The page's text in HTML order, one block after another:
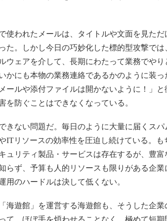
使われたメールは、タイトルや文面を見ただ
た。しかし今日の巧妙化した標的型攻撃では
ウェアを介して、長期にわたって業務でや
かにも本物の業務連絡であるかのように装
ールや添付ファイルは開かないように！」
を防ぐことはできなくなっている。
きない問題だ。毎日のように大量に届くスパ
ITリソースの効率性を圧迫し続けている。も
ュリティ製品・サービスは存在するが、豊
らず、予算も人的リソースも限りがある企
用のハードルは決して低くない。
海遊館」を運営する海遊館も、そうした企業
て、ほぼ手を煩わせることなく、極めて短期